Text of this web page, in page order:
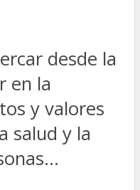
desde la
en la
y valores
salud y la